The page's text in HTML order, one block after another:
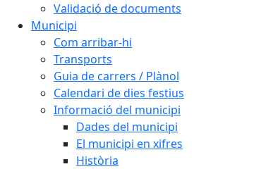
Validació de documents
Municipi
Com arribar-hi
Transports
Guia de carrers / Plànol
Calendari de dies festius
Informació del municipi
Dades del municipi
El municipi en xifres
Història